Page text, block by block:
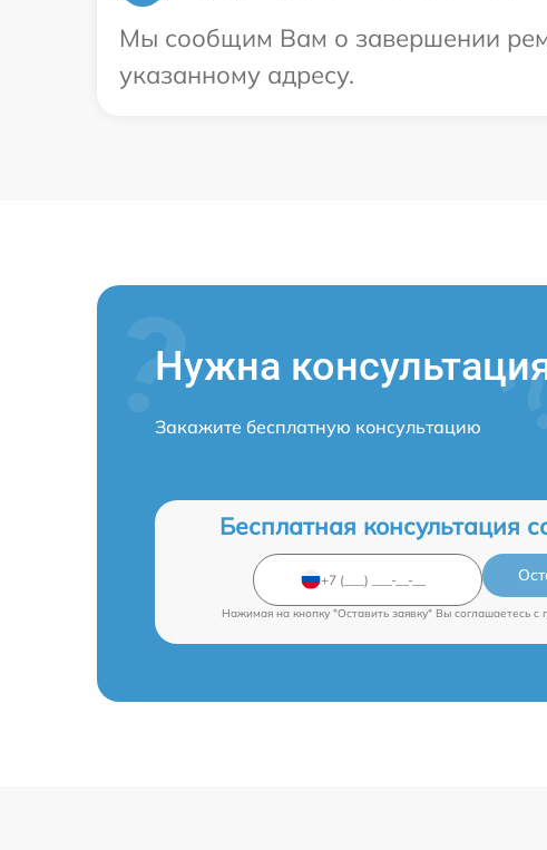
Мы сообщим Вам о завершении
указанному адресу.
Нужна
Закажите бесплатную консультацию
Бесплатная консультация
Нажимая на кнопку "Оставить заявку" Вы соглашаетесь c